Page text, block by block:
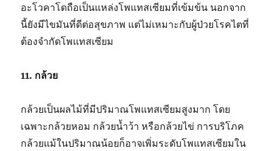
อะโวคาโดถือเป็นแหล่งโพแทสเซียมที่เข้มข้น นอกจาก
นี้ยังมีไขมันที่ดีต่อสุขภาพ แต่ไม่เหมาะกับผู้ป่วยโรคไตที่
ต้องจำกัดโพแทสเซียม
11. กล้วย
กล้วยเป็นผลไม้ที่มีปริมาณโพแทสเซียมสูงมาก โดย
เฉพาะกล้วยหอม กล้วยน้ำว้า หรือกล้วยไข่ การบริโภค
กล้วยแม้ในปริมาณน้อยก็อาจเพิ่มระดับโพแทสเซียมใน